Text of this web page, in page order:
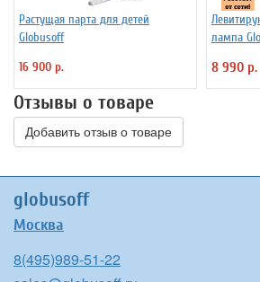
Растущая парта для детей
Globusoff
16 900 р.
лампа
8 990 р.
Отзывы о товаре
Добавить отзыв о товаре
globusoff
Москва
8(495)989-51-22